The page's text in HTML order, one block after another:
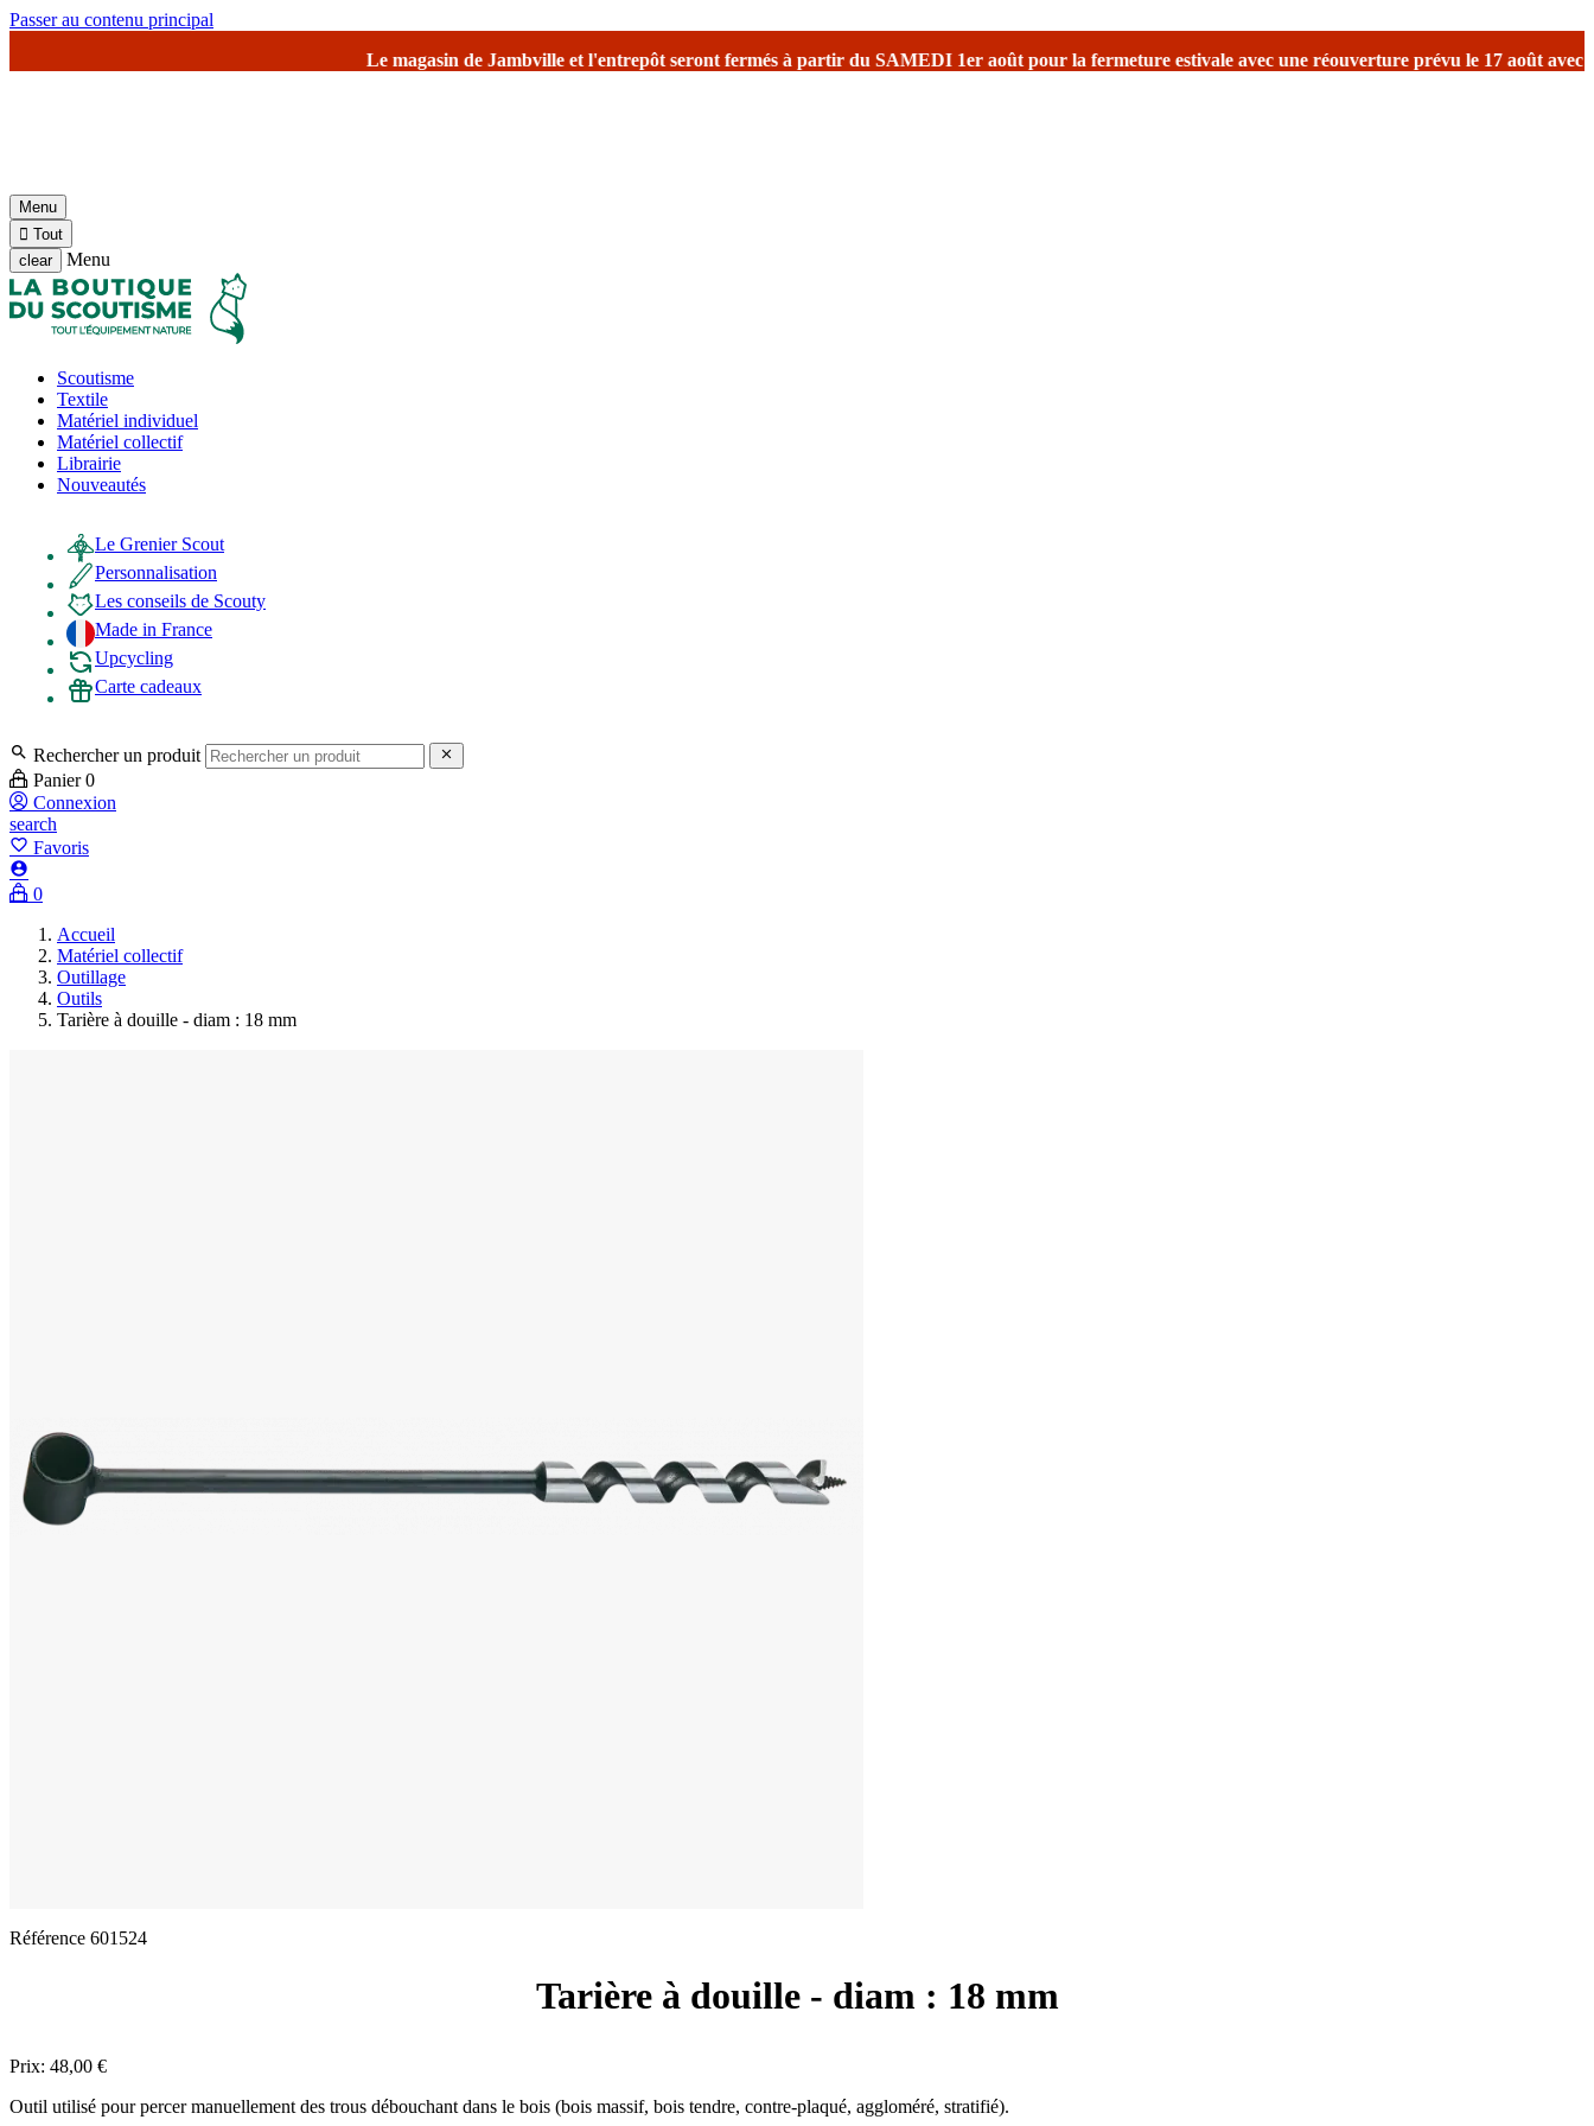
Passer au contenu principal
Le magasin de Jambville et l'entrepôt seront fermés à partir du SAMEDI 1er aoûtpour la fermeture estivale avec une réouverture prévu le 17 août avec reprise des
Menu
 Tout
clear
Menu
Scoutisme
Textile
Matériel individuel
Matériel collectif
Librairie
Nouveautés
Le Grenier Scout
Personnalisation
Les conseils de Scouty
Made in France
Upcycling
Carte cadeaux
 Rechercher un produit 
Panier 0
Connexion
search
favorite_border Favoris

0
Accueil
Matériel collectif
Outillage
Outils
Tarière à douille - diam : 18 mm
Référence 601524
Tarière à douille - diam : 18 mm
Prix: 48,00 €
Outil utilisé pour percer manuellement des trous débouchant dans le bois (bois massif, bois tendre, contre-plaqué, aggloméré, stratifié).